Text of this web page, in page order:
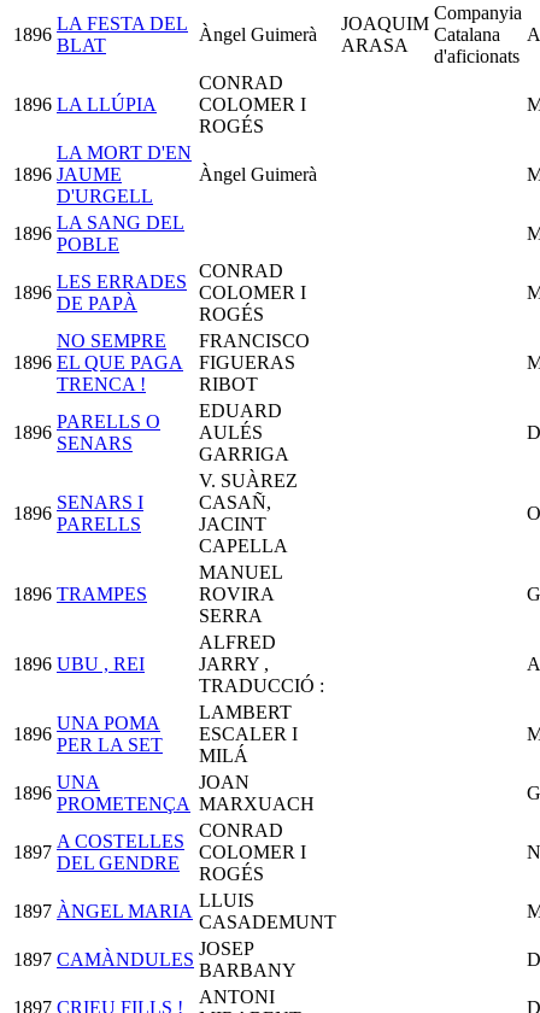
1896
LA FESTA DEL
BLAT
Àngel Guimerà
JOAQUIM
ARASA
Companyia
Catalana
d'aficionats
1896 LA LLÚPIA
CONRAD
COLOMER I
ROGÉS
1896
LA MORT D'EN
JAUME
D'URGELL
Àngel Guimerà
1896
LA SANG DEL
POBLE
1896
LES ERRADES
DE PAPÀ
CONRAD
COLOMER I
ROGÉS
1896
NO SEMPRE
EL QUE PAGA
TRENCA !
FRANCISCO
FIGUERAS
RIBOT
1896
PARELLS O
SENARS
EDUARD
AULÉS
GARRIGA
1896
SENARS I
PARELLS
V. SUÀREZ
CASAÑ,
JACINT
CAPELLA
1896 TRAMPES
MANUEL
ROVIRA
SERRA
1896 UBU , REI
ALFRED
JARRY ,
TRADUCCIÓ :
1896
UNA POMA
PER LA SET
LAMBERT
ESCALER I
MILÁ
1896
UNA
PROMETENÇA
JOAN
MARXUACH
1897
A COSTELLES
DEL GENDRE
CONRAD
COLOMER I
ROGÉS
1897 ÀNGEL MARIA
LLUIS
CASADEMUNT
1897 CAMÀNDULES
JOSEP
BARBANY
1897 CRIEU FILLS !
ANTONI